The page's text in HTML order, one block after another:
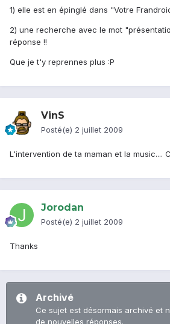
1) elle est en épinglé dans "Votre
2) une recherche avec le mot
réponse !!
Que je t'y reprennes plus :P
VinS
Posté(e) 2 juillet 2009
L'intervention de ta maman et la music....
Jorodan
Posté(e) 2 juillet 2009
Thanks
Archivé
Ce sujet est désormais archivé et
de nouvelles réponses.